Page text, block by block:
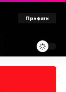
Прифати